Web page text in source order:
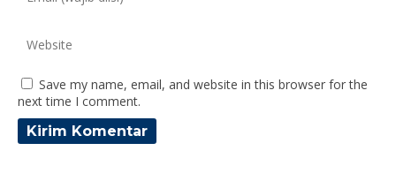
Save my name, email, and website in this browser for the
next time I comment.